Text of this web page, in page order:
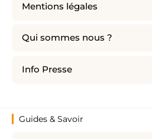
Mentions légales
Qui sommes nous ?
Info Presse
Guides & Savoir